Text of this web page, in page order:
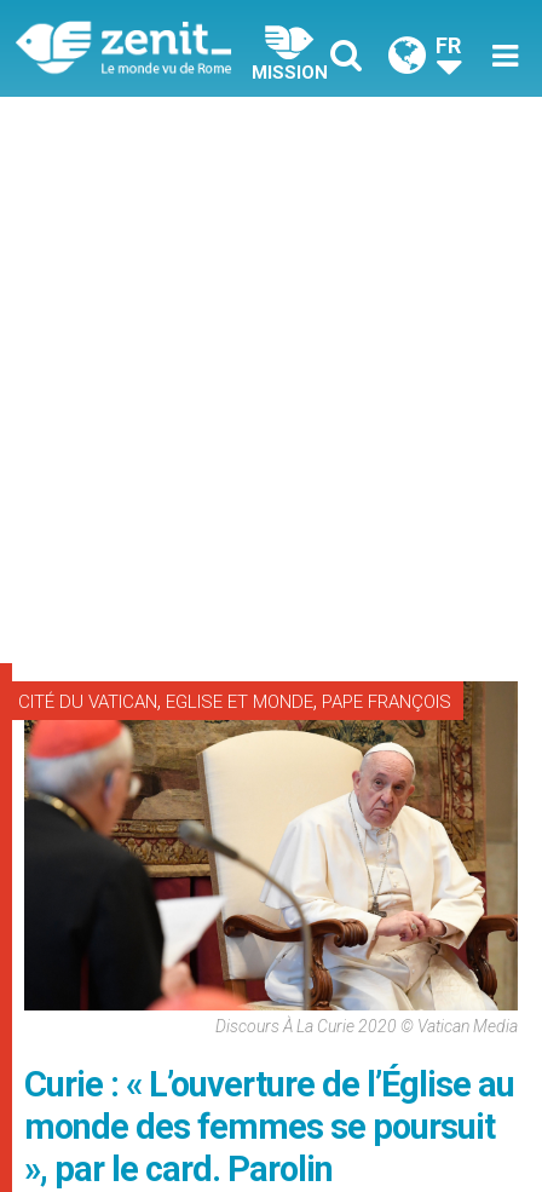
MISSION
FR
CITÉ DU VATICAN, EGLISE ET MONDE, PAPE FRANÇOIS
Discours À La Curie 2020 © Vatican Media
Curie : « L’ouverture de l’Église au
monde des femmes se poursuit
», par le card. Parolin